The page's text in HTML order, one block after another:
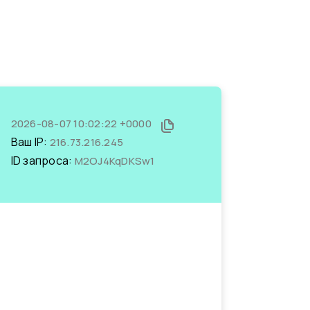
2026-08-07 10:02:22 +0000
Ваш IP: 216.73.216.245
ID запроса: M2OJ4KqDKSw1